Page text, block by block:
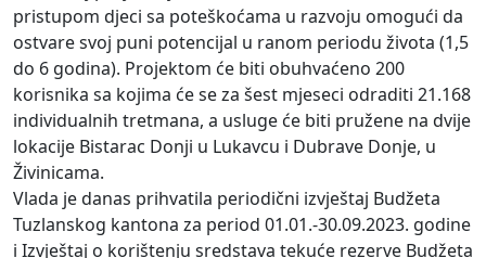
pristupom djeci sa poteškoćama u razvoju omogući da
ostvare svoj puni potencijal u ranom periodu života (1,5
do 6 godina). Projektom će biti obuhvaćeno 200
korisnika sa kojima će se za šest mjeseci odraditi 21.168
individualnih tretmana, a usluge će biti pružene na dvije
lokacije Bistarac Donji u Lukavcu i Dubrave Donje, u
Živinicama.
Vlada je danas prihvatila periodični izvještaj Budžeta
Tuzlanskog kantona za period 01.01.-30.09.2023. godine
i Izvještaj o korištenju sredstava tekuće rezerve Budžeta